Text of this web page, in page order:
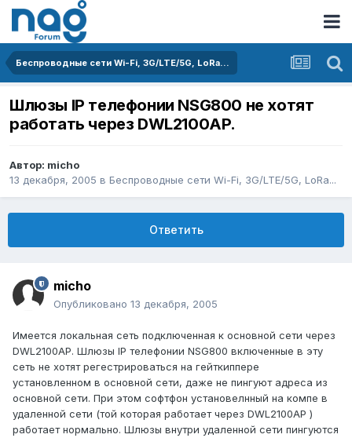
Беспроводные сети Wi-Fi, 3G/LTE/5G, LoRa...
Шлюзы IP телефонии NSG800 не хотят
работать через DWL2100AP.
Автор: micho
13 декабря, 2005 в Беспроводные сети Wi-Fi, 3G/LTE/5G, LoRa...
Ответить
micho
Опубликовано 13 декабря, 2005
Имеется локальная сеть подключенная к основной сети через
DWL2100AP. Шлюзы IP телефонии NSG800 включенные в эту
сеть не хотят регестрироваться на гейткиппере
установленном в основной сети, даже не пингуют адреса из
основной сети. При этом софтфон установелнный на компе в
удаленной сети (той которая работает через DWL2100AP )
работает нормально. Шлюзы внутри удаленной сети пингуются